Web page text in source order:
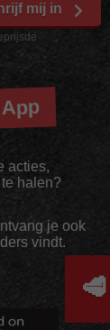
mij in
acties,
halen?
je ook
vindt.
🥩